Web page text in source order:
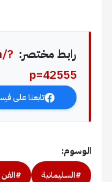
رابط مختصر: ?
p=42555
تابعنا على
الوسوم:
#السليمانية